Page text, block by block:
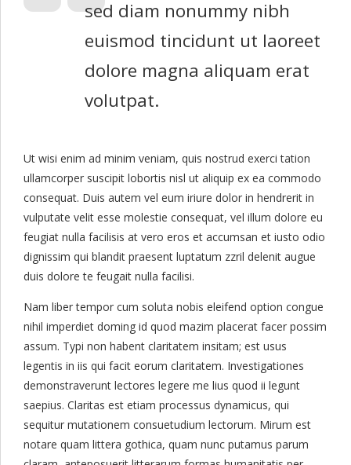
sed diam nonummy nibh
euismod tincidunt ut laoreet
dolore magna aliquam erat
volutpat.
Ut wisi enim ad minim veniam, quis nostrud exerci tation
ullamcorper suscipit lobortis nisl ut aliquip ex ea commodo
consequat. Duis autem vel eum iriure dolor in hendrerit in
vulputate velit esse molestie consequat, vel illum dolore eu
feugiat nulla facilisis at vero eros et accumsan et iusto odio
dignissim qui blandit praesent luptatum zzril delenit augue
duis dolore te feugait nulla facilisi.
Nam liber tempor cum soluta nobis eleifend option congue
nihil imperdiet doming id quod mazim placerat facer possim
assum. Typi non habent claritatem insitam; est usus
legentis in iis qui facit eorum claritatem. Investigationes
demonstraverunt lectores legere me lius quod ii legunt
saepius. Claritas est etiam processus dynamicus, qui
sequitur mutationem consuetudium lectorum. Mirum est
notare quam littera gothica, quam nunc putamus parum